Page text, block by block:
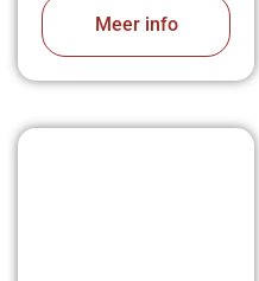
Meer info